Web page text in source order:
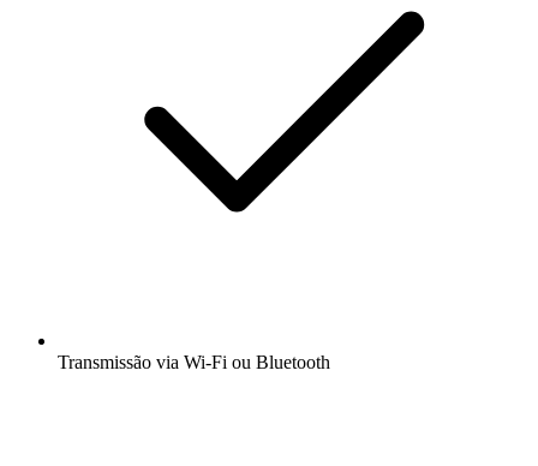
Transmissão via Wi-Fi ou Bluetooth